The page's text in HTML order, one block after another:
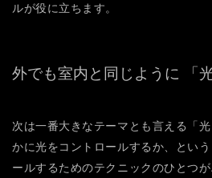
ルが役に立ちます。
外でも室内と同じように 「
次は一番大きなテーマとも言える「
かに光をコントロールするか、とい
ールするためのテクニックのひとつ